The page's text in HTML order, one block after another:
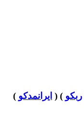
ربکو ) ( ایرانمدکو )